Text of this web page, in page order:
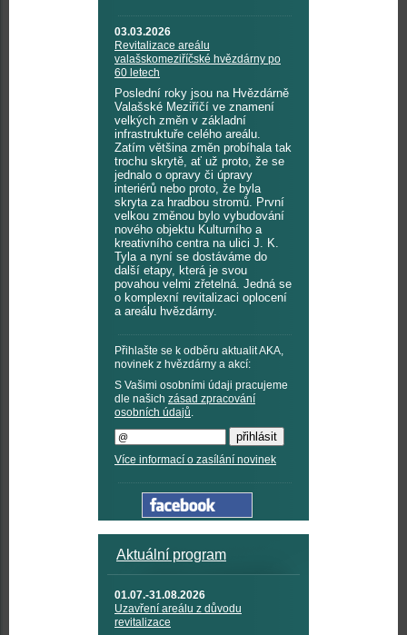
03.03.2026
Revitalizace areálu
valašskomeziříčské hvězdárny po
60 letech
Poslední roky jsou na Hvězdárně
Valašské Meziříčí ve znamení
velkých změn v základní
infrastruktuře celého areálu.
Zatím většina změn probíhala tak
trochu skrytě, ať už proto, že se
jednalo o opravy či úpravy
interiérů nebo proto, že byla
skryta za hradbou stromů. První
velkou změnou bylo vybudování
nového objektu Kulturního a
kreativního centra na ulici J. K.
Tyla a nyní se dostáváme do
další etapy, která je svou
povahou velmi zřetelná. Jedná se
o komplexní revitalizaci oplocení
a areálu hvězdárny.
Přihlašte se k odběru aktualit AKA,
novinek z hvězdárny a akcí:
S Vašimi osobními údaji pracujeme
dle našich zásad zpracování
osobních údajů.
Více informací o zasílání novinek
Aktuální program
01.07.-31.08.2026
Uzavření areálu z důvodu
revitalizace